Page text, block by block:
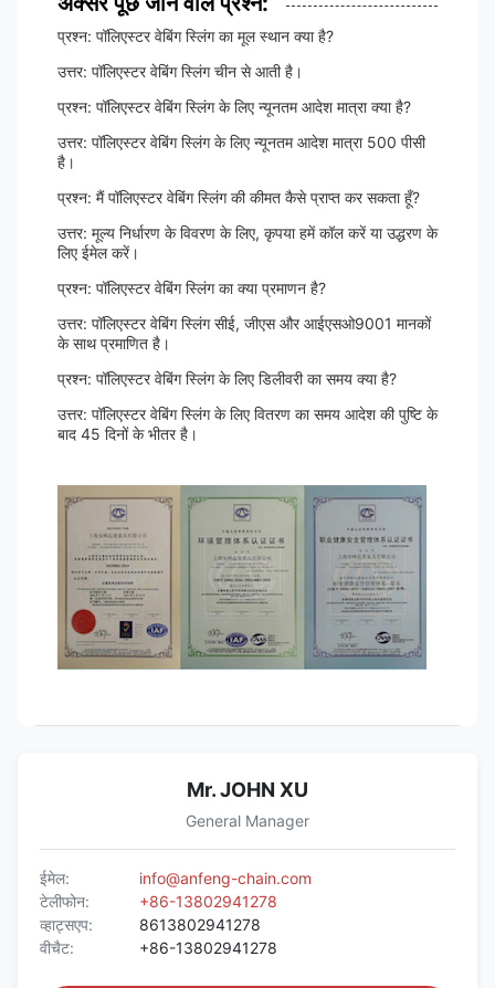
प्रश्न: पॉलिएस्टर वेबिंग स्लिंग का मूल स्थान क्या है?
उत्तर: पॉलिएस्टर वेबिंग स्लिंग चीन से आती है।
प्रश्न: पॉलिएस्टर वेबिंग स्लिंग के लिए न्यूनतम आदेश मात्रा क्या है?
उत्तर: पॉलिएस्टर वेबिंग स्लिंग के लिए न्यूनतम आदेश मात्रा 500 पीसी
है।
प्रश्न: मैं पॉलिएस्टर वेबिंग स्लिंग की कीमत कैसे प्राप्त कर सकता हूँ?
उत्तर: मूल्य निर्धारण के विवरण के लिए, कृपया हमें कॉल करें या उद्धरण के
लिए ईमेल करें।
प्रश्न: पॉलिएस्टर वेबिंग स्लिंग का क्या प्रमाणन है?
उत्तर: पॉलिएस्टर वेबिंग स्लिंग सीई, जीएस और आईएसओ9001 मानकों
के साथ प्रमाणित है।
प्रश्न: पॉलिएस्टर वेबिंग स्लिंग के लिए डिलीवरी का समय क्या है?
उत्तर: पॉलिएस्टर वेबिंग स्लिंग के लिए वितरण का समय आदेश की पुष्टि के
बाद 45 दिनों के भीतर है।
Mr. JOHN XU
General Manager
ईमेल:
info@anfeng-chain.com
टेलीफोन:
+86-13802941278
व्हाट्सएप:
8613802941278
वीचैट:
+86-13802941278